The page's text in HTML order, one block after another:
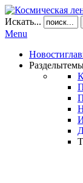
Искать...
Menu
Новости
Разделы